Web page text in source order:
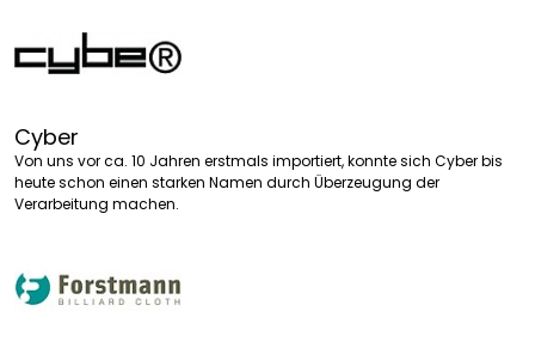
Cyber
Von uns vor ca. 10 Jahren erstmals importiert, konnte sich Cyber bis
heute schon einen starken Namen durch Überzeugung der
Verarbeitung machen.